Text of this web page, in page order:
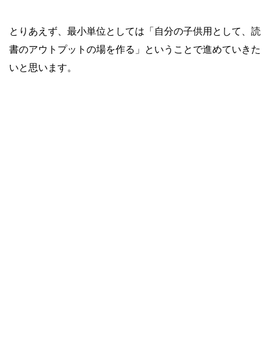
とりあえず、最小単位としては「自分の子供用として、読
書のアウトプットの場を作る」ということで進めていきた
いと思います。